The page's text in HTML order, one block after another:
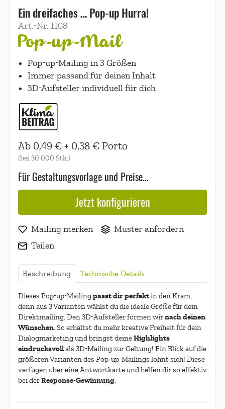
Ein dreifaches … Pop-up Hurra!
Art.-Nr. 1108
Pop-up-Mail
Pop-up-Mailing in 3 Größen
Immer passend für deinen Inhalt
3D-Aufsteller individuell für dich
Ab 0,49 € + 0,38 € Porto
(bei30.000 Stk.)
Für Gestaltungsvorlage und Preise...
Jetzt konfigurieren
Mailing merken
Muster anfordern
Teilen
Beschreibung Technische Details
Dieses Pop-up-Mailingpasst dir perfektin den Kram,
denn aus 3 Varianten wählst du die ideale Größe für dein
Direktmailing. Den 3D-Aufsteller formen wirnach deinen
Wünschen. So erhältst du mehr kreative Freiheit für dein
Dialogmarketing und bringst deineHighlights
eindrucksvollals 3D-Mailing zur Geltung! Ein Blick auf die
größeren Varianten des Pop-up-Mailings lohnt sich! Diese
verfügen über eine Antwortkarte und helfen dir so effektiv
bei derResponse-Gewinnung.